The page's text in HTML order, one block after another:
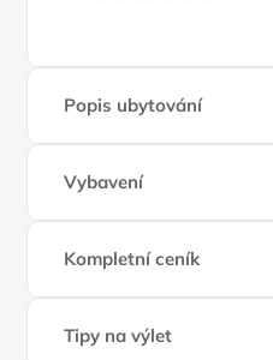
Popis ubytování
Vybavení
Kompletní ceník
Tipy na výlet